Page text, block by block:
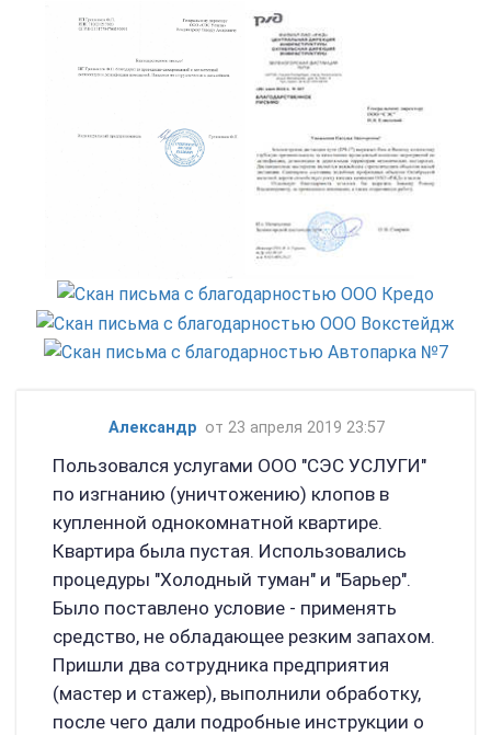
Александр от 23 апреля 2019 23:57
Пользовался услугами ООО "СЭС УСЛУГИ"
по изгнанию (уничтожению) клопов в
купленной однокомнатной квартире.
Квартира была пустая. Использовались
процедуры "Холодный туман" и "Барьер".
Было поставлено условие - применять
средство, не обладающее резким запахом.
Пришли два сотрудника предприятия
(мастер и стажер), выполнили обработку,
после чего дали подробные инструкции о